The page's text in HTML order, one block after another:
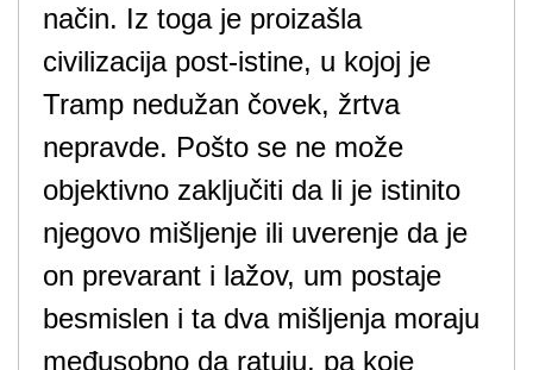
način. Iz toga je proizašla
civilizacija post-istine, u kojoj je
Tramp nedužan čovek, žrtva
nepravde. Pošto se ne može
objektivno zaključiti da li je istinito
njegovo mišljenje ili uverenje da je
on prevarant i lažov, um postaje
besmislen i ta dva mišljenja moraju
međusobno da ratuju, pa koje